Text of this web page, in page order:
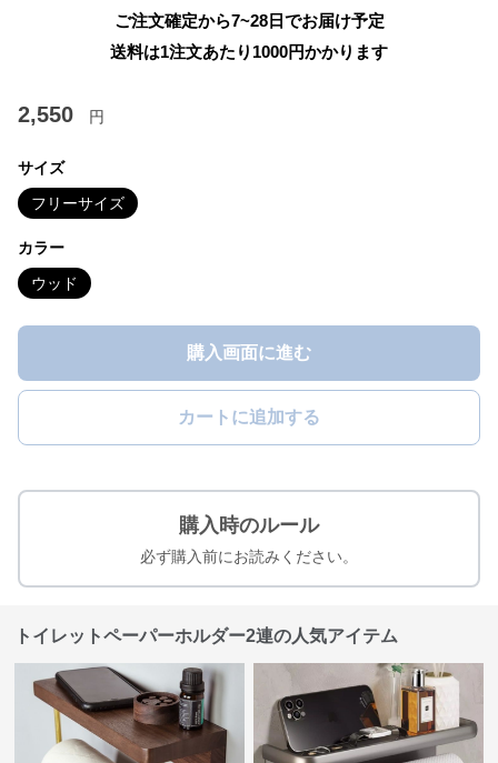
ご注文確定から7~28日でお届け予定
送料は1注文あたり 1000円かかります
2,550 円
サイズ
フリーサイズ
カラー
ウッド
購入画面に進む
カートに追加する
購入時のルール
必ず購入前にお読みください。
トイレットペーパーホルダー2連の人気アイテム